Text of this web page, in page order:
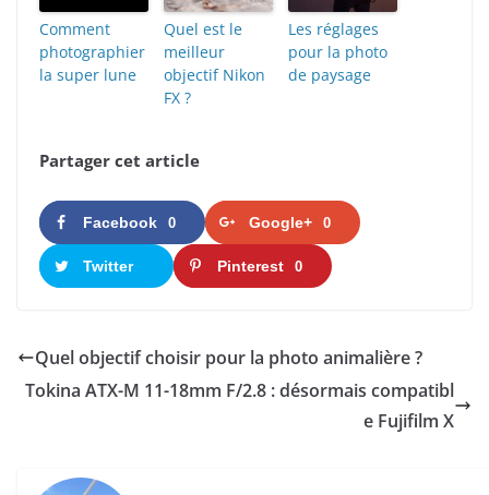
Comment
photographier
la super lune
Quel est le
meilleur
objectif Nikon
FX ?
Les réglages
pour la photo
de paysage
Partager cet article
Facebook 0 Google+ 0
Twitter Pinterest 0
Quel objectif choisir pour la photo animalière ?
Tokina ATX-M 11-18mm F/2.8 : désormais compatibl
e Fujifilm X